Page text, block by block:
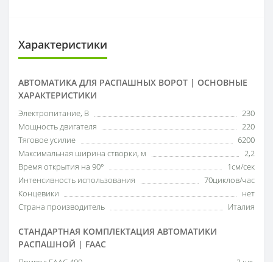
Характеристики
АВТОМАТИКА ДЛЯ РАСПАШНЫХ ВОРОТ | ОСНОВНЫЕ
ХАРАКТЕРИСТИКИ
Электропитание, В
230
Мощность двигателя
220
Тяговое усилие
6200
Максимальная ширина створки, м
2,2
Время открытия на 90°
1см/сек
Интенсивность использования
70циклов/час
Концевики
нет
Страна производитель
Италия
СТАНДАРТНАЯ КОМПЛЕКТАЦИЯ АВТОМАТИКИ
РАСПАШНОЙ | FAAC